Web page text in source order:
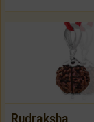
Rudraksha